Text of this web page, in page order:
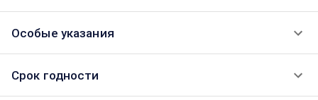
Особые указания
Срок годности